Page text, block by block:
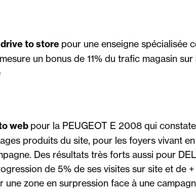
to store pour une enseigne spécialisée
un bonus de 11% du trafic magasin
web pour la PEUGEOT E 2008 qui
produits du site, pour les foyers vivant
Des résultats très forts aussi pour
de 5% de ses visites sur site et de +
une zone en surpression face à une